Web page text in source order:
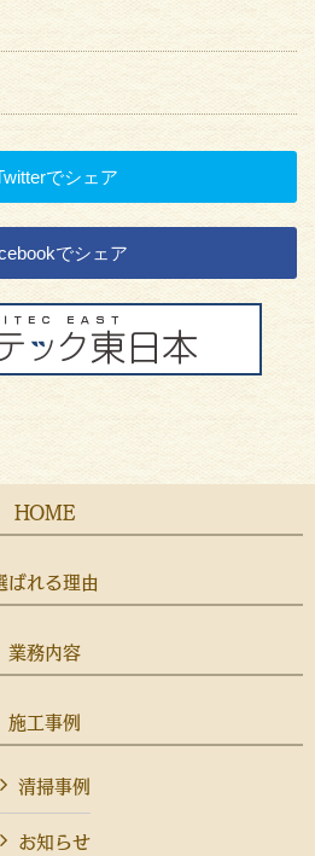
でシェア
でシェア
HOME
ばれる理由
業務内容
施工事例
清掃事例
お知らせ